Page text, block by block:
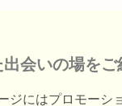
会いの場をご
ジにはプロモーシ